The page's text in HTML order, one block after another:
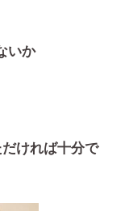
いか
ければ十分で